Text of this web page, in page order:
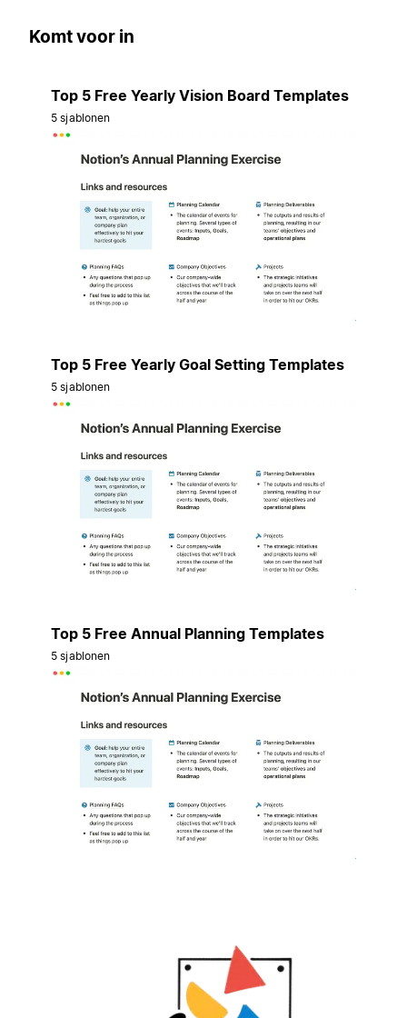
Komt voor in
Top 5 Free Yearly Vision Board Templates
5 sjablonen
Top 5 Free Yearly Goal Setting Templates
5 sjablonen
Top 5 Free Annual Planning Templates
5 sjablonen